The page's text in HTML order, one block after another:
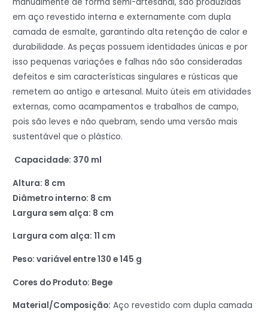
em aço revestido interna e externamente com dupla
camada de esmalte, garantindo alta retenção de calor e
durabilidade. As peças possuem identidades únicas e por
isso pequenas variações e falhas não são consideradas
defeitos e sim características singulares e rústicas que
remetem ao antigo e artesanal. Muito úteis em atividades
externas, como acampamentos e trabalhos de campo,
pois são leves e não quebram, sendo uma versão mais
sustentável que o plástico.
Capacidade: 370 ml
Altura: 8 cm
Diâmetro interno: 8 cm
Largura sem alça: 8 cm
Largura com alça: 11 cm
Peso: variável entre 130 e 145 g
Cores do Produto: Bege
Material/Composição: Aço revestido com dupla camada